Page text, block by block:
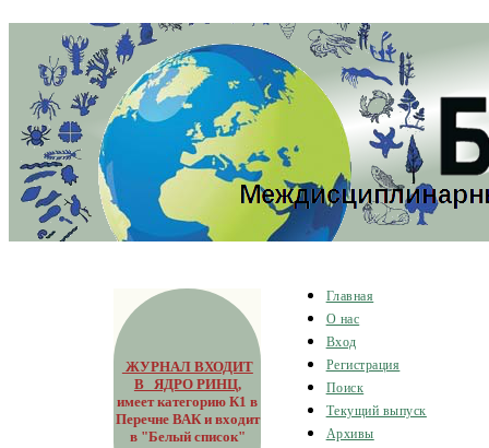
ЖУРНАЛ ВХОДИТ
В ЯДРО РИНЦ,
имеет категорию К1 в
Перечне ВАК и входит
в "Белый список"
Главная
О нас
Вход
Регистрация
Поиск
Текущий выпуск
Архивы